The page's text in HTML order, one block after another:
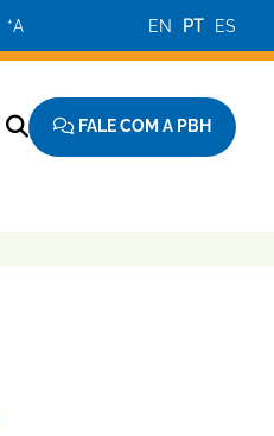
+A EN PT ES
FALE COM A PBH